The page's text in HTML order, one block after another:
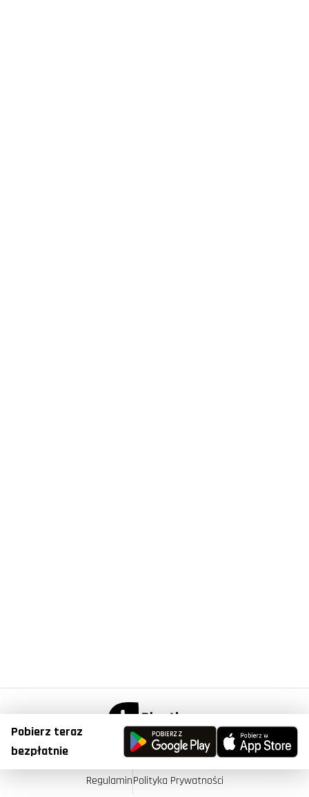
Pobierz teraz
bezpłatnie© Copyright 2023, Plantis . All Right Reserved.
RegulaminPolityka Prywatności